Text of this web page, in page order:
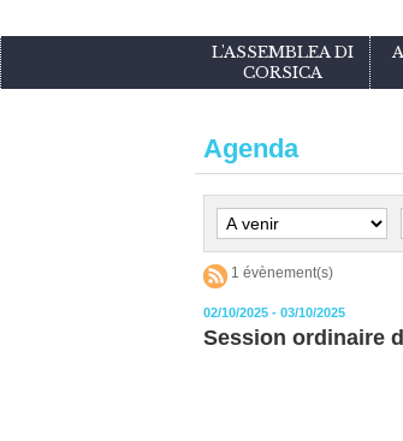
L'ASSEMBLEA DI
CORSICA
Agenda
1 évènement(s)
02/10/2025 - 03/10/2025
Session ordinaire